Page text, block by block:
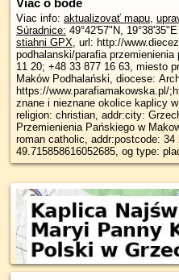
Viac o bode
Viac info: aktualizovať mapu,
Súradnice: 49°42'57"N, 19°38'35"E
stiahni GPX, url: http://
podhalanski/parafia
11 20; +48 33 877 16 63, miesto
Maków Podhalański, diocese:
https://www.parafiamakowska.pl/
znane i nieznane okolice kaplicy
religion: christian, addr:city:
Przemienienia Pańskiego w
roman catholic, addr:postcode:
49.715858616052685, og type: